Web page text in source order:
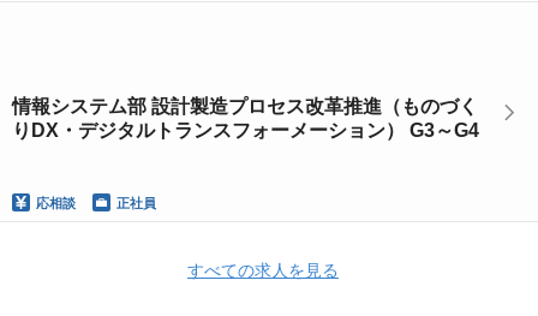
情報システム部 設計製造プロセス改革推進（ものづく
りDX・デジタルトランスフォーメーション） G3～G4
応相談 正社員
すべての求人を見る